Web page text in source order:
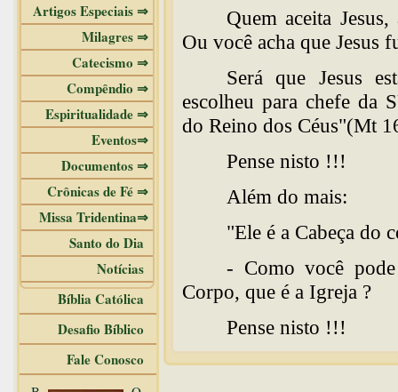
Artigos Especiais ⇒
Milagres ⇒
Catecismo ⇒
Compêndio ⇒
Espiritualidade ⇒
Eventos⇒
Documentos ⇒
Crônicas de Fé ⇒
Missa Tridentina⇒
Santo do Dia
Notícias
Bíblia Católica
Desafio Bíblico
Fale Conosco
Quem aceita
Ou você acha que Jesus
Será que Jesus
escolheu para chefe da
do Reino dos Céus"(Mt
Pense nisto !!!
Além do mais:
"Ele é a Cabeça do
- Como você
Corpo, que é a Igreja ?
Pense nisto !!!